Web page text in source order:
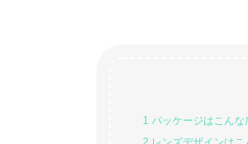
1パッケージはこんな